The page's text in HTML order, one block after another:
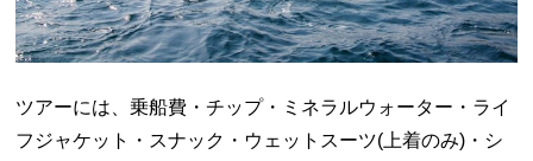
ツアーには、乗船費・チップ・ミネラルウォーター・ライ
フジャケット・スナック・ウェットスーツ(上着のみ)・シ